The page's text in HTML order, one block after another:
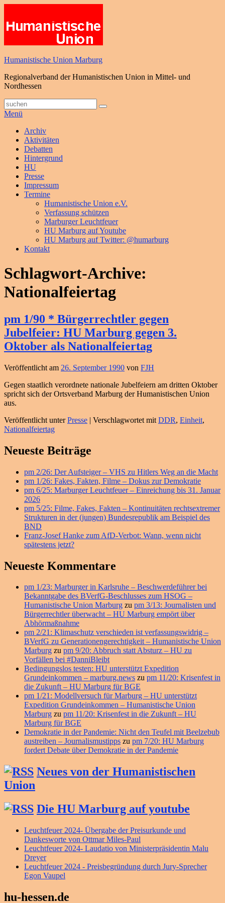
springen
Humanistische Union Marburg
Regionalverband der Humanistischen Union in Mittel- und
Nordhessen
Suche
nach:
Suchen
Menü
Primäres
Menü
Archiv
Aktivitäten
Debatten
Hintergrund
HU
Presse
Impressum
Termine
Humanistische Union e.V.
Verfassung schützen
Marburger Leuchtfeuer
HU Marburg auf Youtube
HU Marburg auf Twitter: @humarburg
Kontakt
Schlagwort-Archive:
Nationalfeiertag
pm 1/90 * Bürgerrechtler gegen
Jubelfeier: HU Marburg gegen 3.
Oktober als Nationalfeiertag
Veröffentlicht am 26. September 1990 von FJH
Gegen staatlich verordnete nationale Jubelfeiern am dritten Oktober
spricht sich der Ortsverband Marburg der Humanistischen Union
aus.
Veröffentlicht unter Presse | Verschlagwortet mit DDR, Einheit,
Nationalfeiertag
Primärer
Widget-
Bereich
Neueste Beiträge
pm 2/26: Der Aufsteiger – VHS zu Hitlers Weg an die Macht
pm 1/26: Fakes, Fakten, Filme – Dokus zur Demokratie
pm 6/25: Marburger Leuchtfeuer – Einreichung bis 31. Januar
2026
pm 5/25: Filme, Fakes, Fakten – Kontinuitäten rechtsextremer
Strukturen in der (jungen) Bundesrepublik am Beispiel des
BND
Franz-Josef Hanke zum AfD-Verbot: Wann, wenn nicht
spätestens jetzt?
Neueste Kommentare
pm 1/23: Marburger in Karlsruhe – Beschwerdeführer bei
Bekanntgabe des BVerfG-Beschlusses zum HSOG –
Humanistische Union Marburg zu pm 3/13: Journalisten und
Bürgerrechtler überwacht – HU Marburg empört über
Abhörmaßnahme
pm 2/21: Klimaschutz verschieden ist verfassungswidrig –
BVerfG zu Generationengerechtigkeit – Humanistische Union
Marburg zu pm 9/20: Abbruch statt Absturz – HU zu
Vorfällen bei #DanniBleibt
Bedingungslos testen: HU unterstützt Expedition
Grundeinkommen – marburg.news zu pm 11/20: Krisenfest in
die Zukunft – HU Marburg für BGE
pm 1/21: Modellversuch für Marburg – HU unterstützt
Expedition Grundeinkommen – Humanistische Union
Marburg zu pm 11/20: Krisenfest in die Zukunft – HU
Marburg für BGE
Demokratie in der Pandemie: Nicht den Teufel mit Beelzebub
austreiben – Journalismustipps zu pm 7/20: HU Marburg
fordert Debate über Demokratie in der Pandemie
Neues von der Humanistischen
Union
Die HU Marburg auf youtube
Leuchtfeuer 2024- Übergabe der Preisurkunde und
Dankesworte von Ottmar Miles-Paul
Leuchtfeuer 2024- Laudatio von Ministerpräsidentin Malu
Dreyer
Leuchtfeuer 2024 - Preisbegründung durch Jury-Sprecher
Egon Vaupel
hu-hessen.de